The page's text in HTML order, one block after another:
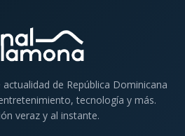
de República Dominicana
tecnología y más.
veraz y al instante.